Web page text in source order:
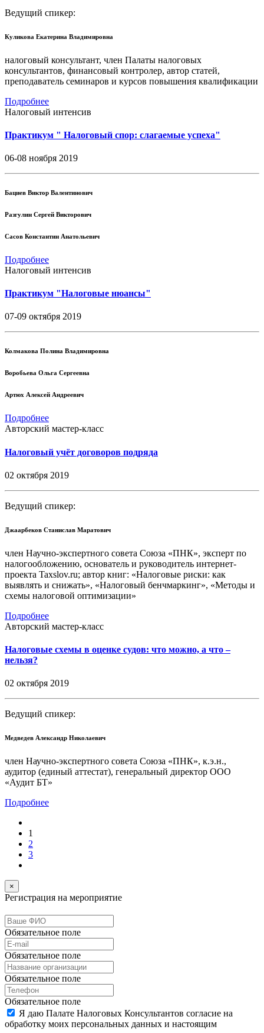
Ведущий спикер:
Куликова Екатерина Владимировна
налоговый консультант, член Палаты налоговых
консультантов, финансовый контролер, автор статей,
преподаватель семинаров и курсов повышения квалификации
Подробнее
Налоговый интенсив
Практикум " Налоговый спор: слагаемые успеха"
06-08 ноября 2019
Бациев Виктор Валентинович
Разгулин Сергей Викторович
Сасов Константин Анатольевич
Подробнее
Налоговый интенсив
Практикум "Налоговые нюансы"
07-09 октября 2019
Колмакова Полина Владимировна
Воробьева Ольга Сергеевна
Артюх Алексей Андреевич
Подробнее
Авторский мастер-класс
Налоговый учёт договоров подряда
02 октября 2019
Ведущий спикер:
Джаарбеков Станислав Маратович
член Научно-экспертного совета Союза «ПНК», эксперт по
налогообложению, основатель и руководитель интернет-
проекта Taxslov.ru; автор книг: «Налоговые риски: как
выявлять и снижать», «Налоговый бенчмаркинг», «Методы и
схемы налоговой оптимизации»
Подробнее
Авторский мастер-класс
Налоговые схемы в оценке судов: что можно, а что –
нельзя?
02 октября 2019
Ведущий спикер:
Медведев Александр Николаевич
член Научно-экспертного совета Союза «ПНК», к.э.н.,
аудитор (единый аттестат), генеральный директор ООО
«Аудит БТ»
Подробнее
1
2
3
×
Регистрация на мероприятие
Обязательное поле
Обязательное поле
Обязательное поле
Обязательное поле
Я даю Палате Налоговых Консультантов согласие на
обработку моих персональных данных и настоящим